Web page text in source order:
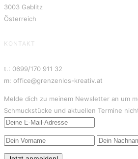
3003 Gablitz
Österreich
KONTAKT
t.: 0699/170 911 32
m: office@grenzenlos-kreativ.at
Melde dich zu meinem Newsletter an um
Schmuckstücke und aktuellen Termine